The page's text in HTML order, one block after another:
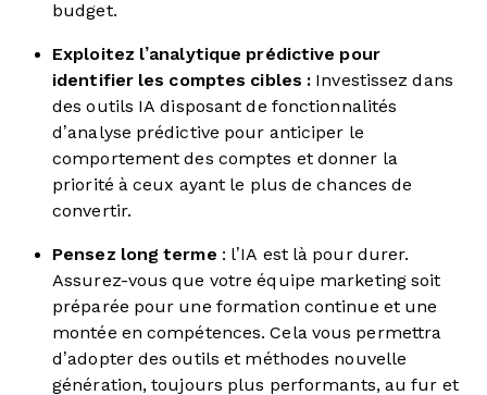
budget.
Exploitez l’analytique prédictive pour
identifier les comptes cibles : Investissez dans
des outils IA disposant de fonctionnalités
d’analyse prédictive pour anticiper le
comportement des comptes et donner la
priorité à ceux ayant le plus de chances de
convertir.
Pensez long terme : l’IA est là pour durer.
Assurez-vous que votre équipe marketing soit
préparée pour une formation continue et une
montée en compétences. Cela vous permettra
d’adopter des outils et méthodes nouvelle
génération, toujours plus performants, au fur et